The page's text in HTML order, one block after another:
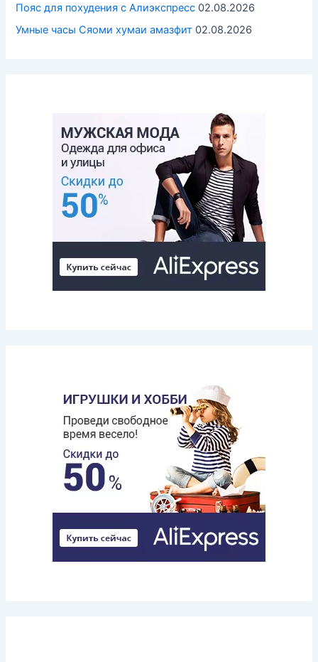
Пояс для похудения с Алиэкспресс 02.08.2026
Умные часы Cяоми хумаи амазфит 02.08.2026